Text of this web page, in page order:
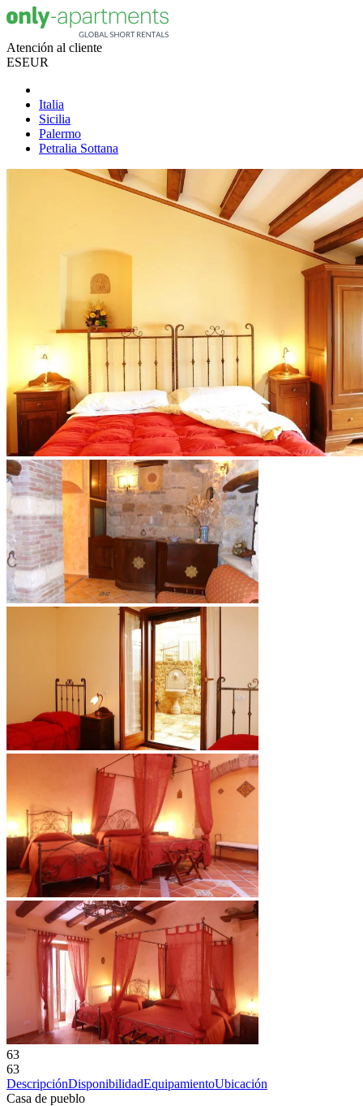
Atención al cliente
ESEUR
Italia
Sicilia
Palermo
Petralia Sottana
63
63
DescripciónDisponibilidadEquipamientoUbicación
Casa de pueblo